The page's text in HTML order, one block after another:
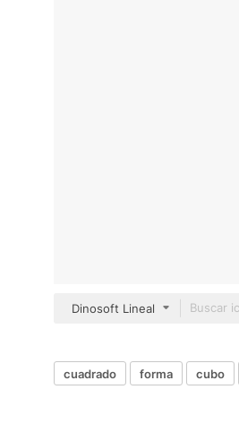
Dinosoft Lineal
cuadrado forma cubo